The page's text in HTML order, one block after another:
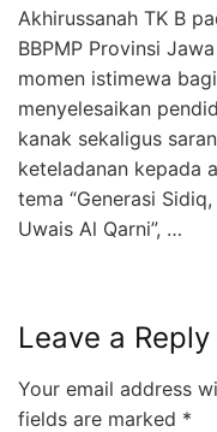
Akhirussanah TK B
BBPMP Provinsi
momen istimewa
menyelesaikan
kanak sekaligus
keteladanan kepada
tema “Generasi
Uwais Al Qarni”, …
Leave a Reply
Your email address
fields are marked *